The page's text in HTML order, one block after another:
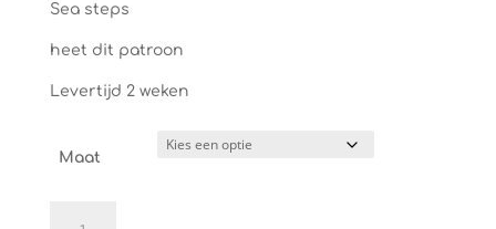
Sea steps
heet dit patroon
Levertijd 2 weken
Maat